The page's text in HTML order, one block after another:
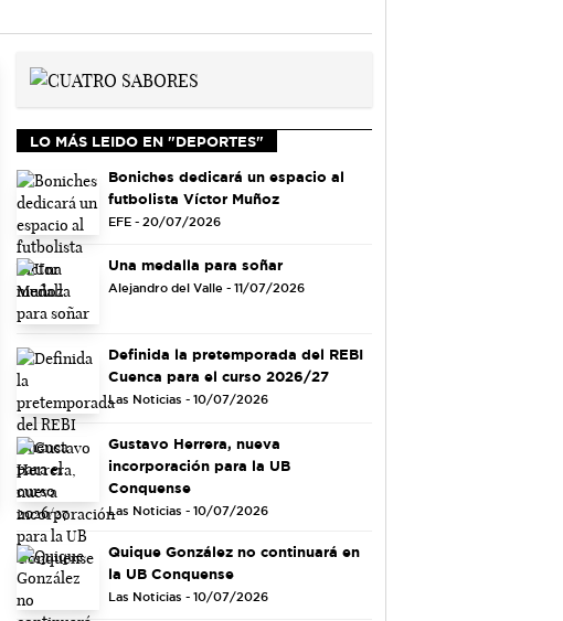
LO MÁS LEIDO EN "DEPORTES"
Boniches dedicará un espacio al
futbolista Víctor Muñoz
EFE - 20/07/2026
Una medalla para soñar
Alejandro del Valle - 11/07/2026
Definida la pretemporada del REBI
Cuenca para el curso 2026/27
Las Noticias - 10/07/2026
Gustavo Herrera, nueva
incorporación para la UB
Conquense
Las Noticias - 10/07/2026
Quique González no continuará en
la UB Conquense
Las Noticias - 10/07/2026